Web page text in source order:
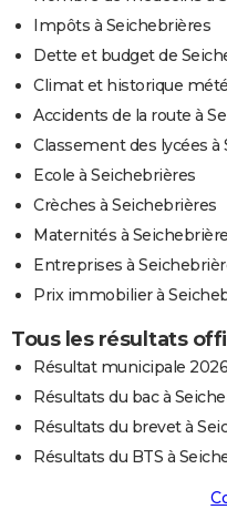
Impôts à Seichebrières
Dette et budget de
Climat et historique
Accidents de la route à
Classement des lycées à
Ecole à Seichebrières
Crèches à Seichebrières
Maternités à
Entreprises à
Prix immobilier à
Tous les résultats
Résultat municipale
Résultats du bac à
Résultats du brevet à
Résultats du BTS à